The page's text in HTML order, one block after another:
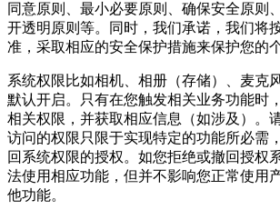
同意原则、最小必要原则、确保安全原则
开透明原则等。同时，我们承诺，我们将
准，采取相应的安全保护措施来保护您的
系统权限比如相机、相册（存储）、麦克
默认开启。只有在您触发相关业务功能时
相关权限，并获取相应信息（如涉及）。
访问的权限只限于实现特定的功能所必需
回系统权限的授权。如您拒绝或撤回授权
法使用相应功能，但并不影响您正常使用
他功能。